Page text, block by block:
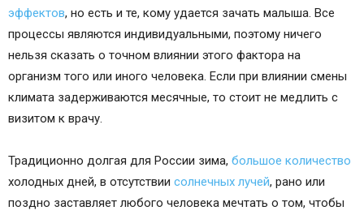
эффектов, но есть и те, кому удается зачать малыша. Все
процессы являются индивидуальными, поэтому ничего
нельзя сказать о точном влиянии этого фактора на
организм того или иного человека. Если при влиянии смены
климата задерживаются месячные, то стоит не медлить с
визитом к врачу.
Традиционно долгая для России зима, большое количество
холодных дней, в отсутствии солнечных лучей, рано или
поздно заставляет любого человека мечтать о том, чтобы